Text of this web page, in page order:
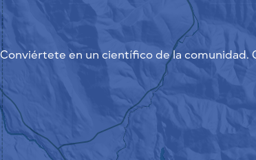
Conviértete en un científico de la comunidad.